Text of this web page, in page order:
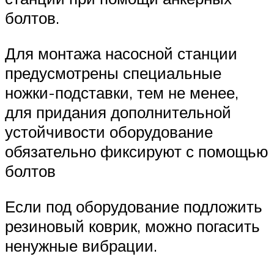
болтов.
Для монтажа насосной станции
предусмотрены специальные
ножки-подставки, тем не менее,
для придания дополнительной
устойчивости оборудование
обязательно фиксируют с помощью
болтов
Если под оборудование подложить
резиновый коврик, можно погасить
ненужные вибрации.